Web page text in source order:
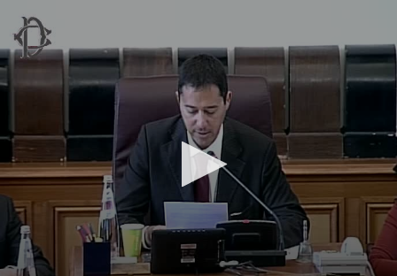
Vai al contenuto principale
WebTV Camera dei Deputati
Vai al menu di navigazione
Contenuto
Fine contenuto
Vai al contenuto principale Vai al menu di navigazione